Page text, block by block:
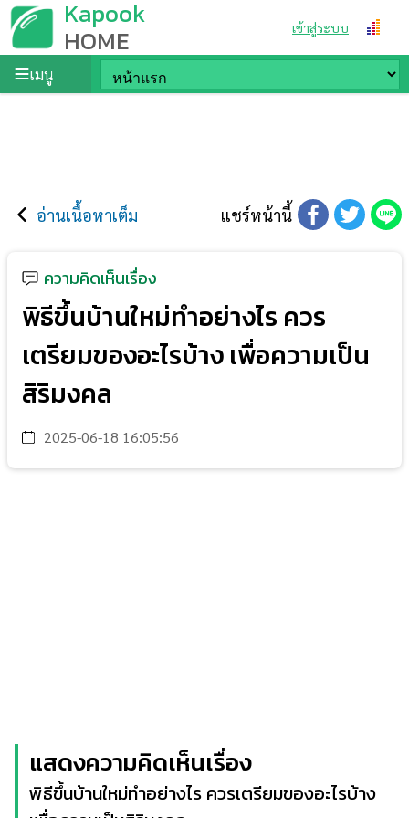
Kapook
HOME เข้าสู่ระบบ
เมนู
อ่านเนื้อหาเต็ม แชร์หน้านี้
ความคิดเห็นเรื่อง
พิธีขึ้นบ้านใหม่ทำอย่างไร ควร
เตรียมของอะไรบ้าง เพื่อความเป็น
สิริมงคล
2025-06-18 16:05:56
แสดงความคิดเห็นเรื่อง
พิธีขึ้นบ้านใหม่ทำอย่างไร ควรเตรียมของอะไรบ้าง